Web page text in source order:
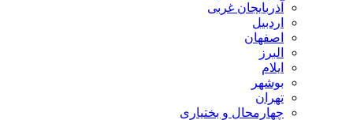
آذربایجان غربی
اردبیل
اصفهان
البرز
ایلام
بوشهر
تهران
چهارمحال و بختیاری